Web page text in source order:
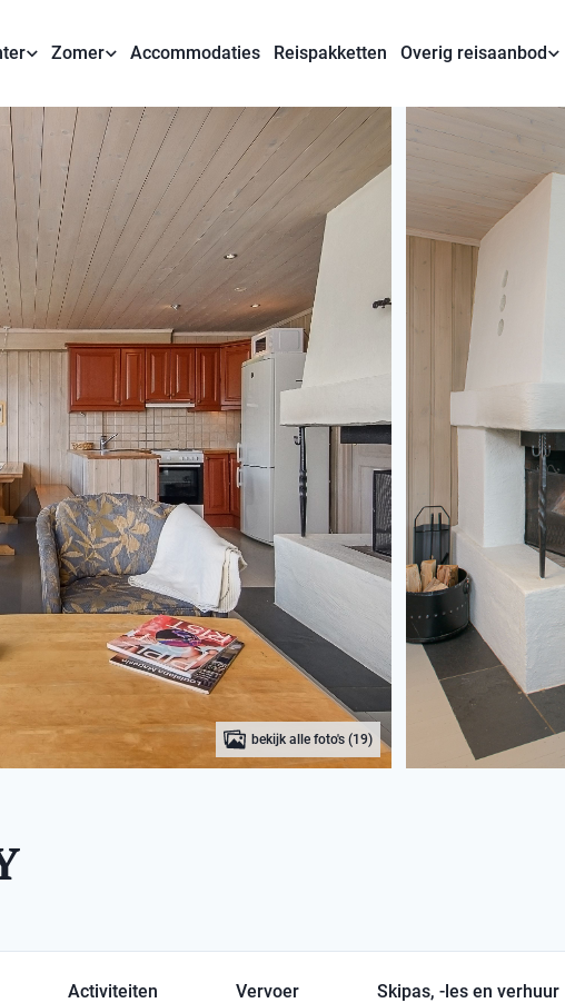
Zomer Accommodaties Reispakketten Overig reisaanbod
bekijk alle foto's (19)
Activiteiten Vervoer Skipas, -les en verhuur